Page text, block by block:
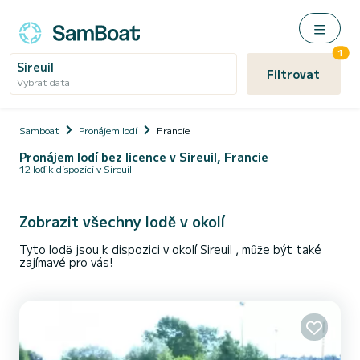
Sireuil
Vybrat data Filtrovat
1
Samboat Pronájem lodí Francie
Pronájem lodí bez licence v Sireuil, Francie
12 loď k dispozici v Sireuil
Zobrazit všechny lodě v okolí
Tyto lodě jsou k dispozici v okolí Sireuil , může být také
zajímavé pro vás!